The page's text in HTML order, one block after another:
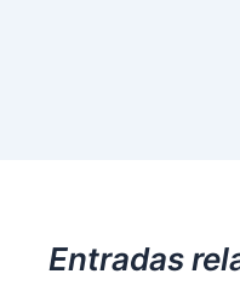
Entradas